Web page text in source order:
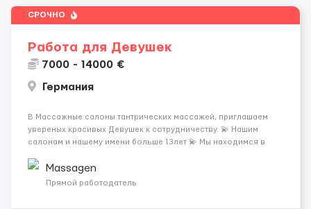
СРОЧНО
Работа для Девушек
7000 - 14000 €
Германия
В Массажные салоны тантрических массажей, приглашаем
увереных красивых Девушек к сотрудничеству. 💫 Нашим
салонам и нашему имени больше 13лет 💫 Мы находимся в
заработная плата 💚Мы гарантируем Наличие работы. Поток 💝
incall / Out...
Massagen
Прямой работодатель